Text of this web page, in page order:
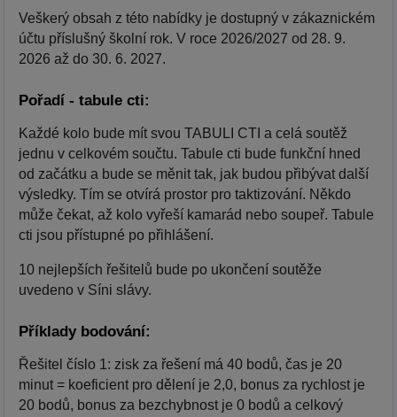
Veškerý obsah z této nabídky je dostupný v zákaznickém
účtu příslušný školní rok. V roce 2026/2027 od 28. 9.
2026 až do 30. 6. 2027.
Pořadí - tabule cti:
Každé kolo bude mít svou TABULI CTI a celá soutěž
jednu v celkovém součtu. Tabule cti bude funkční hned
od začátku a bude se měnit tak, jak budou přibývat další
výsledky. Tím se otvírá prostor pro taktizování. Někdo
může čekat, až kolo vyřeší kamarád nebo soupeř. Tabule
cti jsou přístupné po přihlášení.
10 nejlepších řešitelů bude po ukončení soutěže
uvedeno v Síni slávy.
Příklady bodování:
Řešitel číslo 1: zisk za řešení má 40 bodů, čas je 20
minut = koeficient pro dělení je 2,0, bonus za rychlost je
20 bodů, bonus za bezchybnost je 0 bodů a celkový